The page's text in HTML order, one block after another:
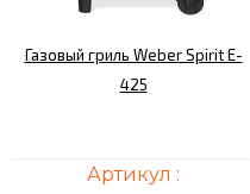
Газовый гриль Weber Spirit E-
425
Артикул :